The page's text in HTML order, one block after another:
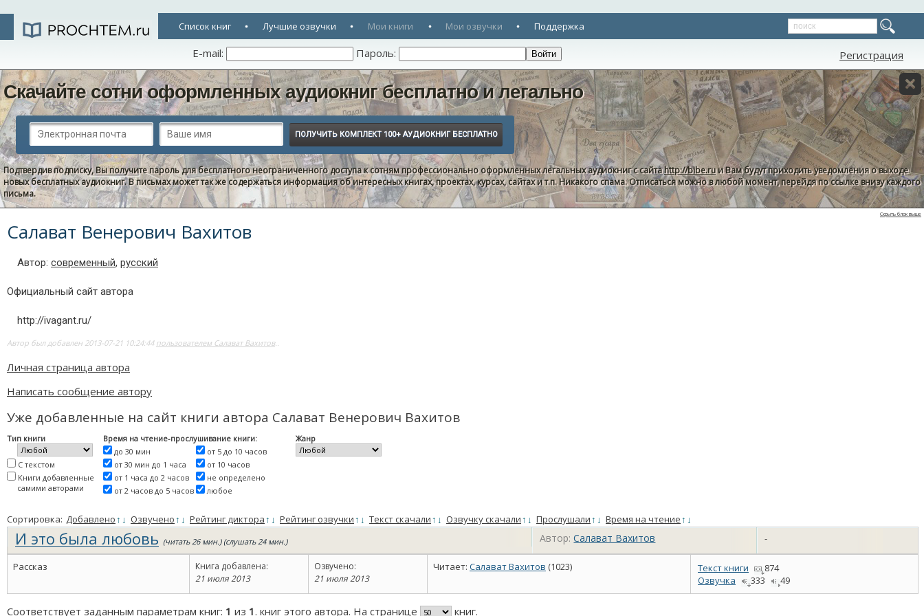
Список книг Лучшие озвучки Мои книги Мои озвучки Поддержка
E-mail: Пароль: Регистрация
Скачайте сотни оформленных аудиокниг бесплатно и легально
Подтвердив подписку, Вы получите пароль для бесплатного неограниченного доступа к сотням профессионально оформленных легальных аудиокниг с сайтаhttp://bibe.ruи Вам будут приходить уведомления о выходе
новых бесплатных аудиокниг. В письмах может так же содержаться информация об интересных книгах, проектах, курсах, сайтах и т.п. Никакого спама. Отписаться можно в любой момент, перейдя по ссылке внизу каждого
письма.
Скрыть блок выше
Салават Венерович Вахитов
Автор: современный, русский
Официальный сайт автора
http://ivagant.ru/
Автор был добавлен 2013-07-21 10:24:44 пользователем Салават Вахитов..
Личная страница автора
Написать сообщение автору
Уже добавленные на сайт книги автора Салават Венерович Вахитов
Тип книги
С текстом
Книги добавленные
самими авторами
Время на чтение-прослушивание книги:
до 30 мин
от 30 мин до 1 часа
от 1 часа до 2 часов
от 2 часов до 5 часов
от 5 до 10 часов
от 10 часов
не определено
любое
Жанр
Сортировка: Добавлено↑ ↓ Озвучено↑ ↓ Рейтинг диктора↑ ↓ Рейтинг озвучки↑ ↓ Текст скачали↑ ↓ Озвучку скачали↑ ↓ Прослушали↑ ↓ Время на чтение↑ ↓
И это была любовь (читать 26 мин.) (слушать 24 мин.) Автор:Салават Вахитов -
Рассказ
Книга добавлена:
21 июля 2013
Озвучено:
21 июля 2013
Читает: Салават Вахитов (1023) Текст книги
874
Озвучка
333 49
Соответствует заданным параметрам книг: 1 из 1. книг этого автора. На странице книг.